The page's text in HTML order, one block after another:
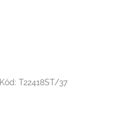
Kód: T22418ST/37